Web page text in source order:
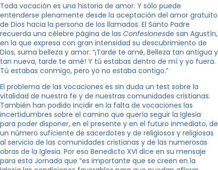
Toda vocación es una historia de amor. Y sólo puede
entenderse plenamente desde la aceptación del amor gratuito
de Dios hacia la persona de los llamados. El Santo Padre
recuerda una célebre página de las Confesionesde san Agustín,
en la que expresa con gran intensidad su descubrimiento de
Dios, suma belleza y amor: “¡Tarde te amé, Belleza tan antigua y
tan nueva, tarde te amé! Y tú estabas dentro de mí y yo fuera.
Tú estabas conmigo, pero yo no estaba contigo.”
El problema de las vocaciones es sin duda un test sobre la
vitalidad de nuestra fe y de nuestras comunidades cristianas.
También han podido incidir en la falta de vocaciones las
incertidumbres sobre el camino que quería seguir la Iglesia
para poder disponer, en el presente y en el futuro inmediato, de
un número suficiente de sacerdotes y de religiosos y religiosas
al servicio de las comunidades cristianas y de las numerosas
obras de la Iglesia. Por eso Benedicto XVI dice en su mensaje
para esta Jornada que “es importante que se creen en la